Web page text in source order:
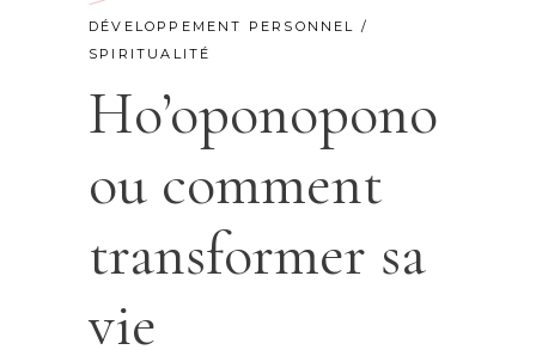
DÉVELOPPEMENT PERSONNEL /
SPIRITUALITÉ
Ho’oponopono
ou comment
transformer sa
vie